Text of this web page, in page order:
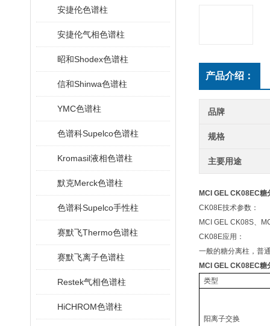
安捷伦色谱柱
安捷伦气相色谱柱
昭和Shodex色谱柱
信和Shinwa色谱柱
YMC色谱柱
色谱科Supelco色谱柱
Kromasil液相色谱柱
默克Merck色谱柱
色谱科Supelco手性柱
赛默飞Thermo色谱柱
赛默飞离子色谱柱
Restek气相色谱柱
HiCHROM色谱柱
产品介绍：
品牌
规格
主要用途
MCI GEL CK08EC
CK08E技术参数：
MCI GEL CK08S、
CK08E应用：
一般的糖分离柱，普
MCI GEL CK08EC
类型
阳离子交换